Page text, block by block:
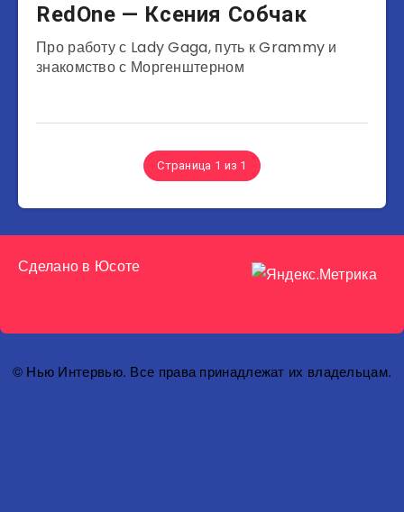
Музыканты
RedOne — Ксения Собчак
Про работу с Lady Gaga, путь к Grammy и
знакомство с Моргенштерном
Страница 1 из 1
Сделано в Юсоте
© Нью Интервью. Все права принадлежат их владельцам.